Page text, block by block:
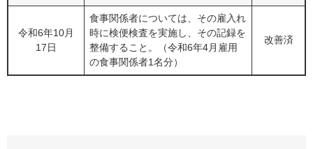
令和6年10月
17日
食事関係者については、その雇入れ
時に検便検査を実施し、その記録を
整備すること。（令和6年4月雇用
の食事関係者1名分）
改善済